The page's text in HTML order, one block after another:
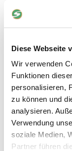
Diese Webseite
Wir verwenden
Funktionen
personalisieren,
zu können und
analysieren.
Verwendung
soziale Medien,
Partner führen
Wo kann
Wie
und